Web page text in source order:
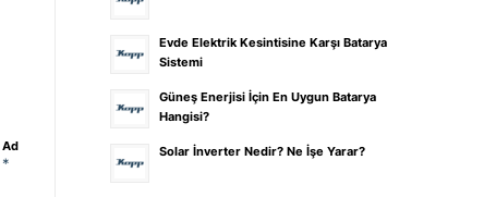
Ad
*
Evde Elektrik Kesintisine Karşı Batarya
Sistemi
Güneş Enerjisi İçin En Uygun Batarya
Hangisi?
Solar İnverter Nedir? Ne İşe Yarar?